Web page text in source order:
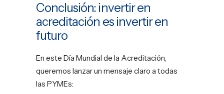
Conclusión: invertir en
acreditación es invertir en
futuro
En este Día Mundial de la Acreditación,
queremos lanzar un mensaje claro a todas
las PYMEs: